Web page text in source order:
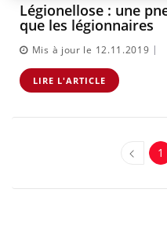
Légionellose : une
que les légionnaires
Mis à jour le 12.11.2019 |
LIRE L'ARTICLE
1